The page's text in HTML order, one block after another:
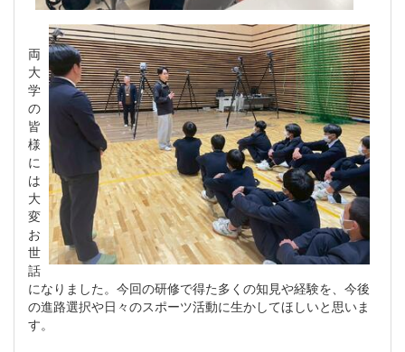
両
大
学
の
皆
様
に
は
大
変
お
世
話
になりました。今回の研修で得た多くの知見や経験を、今後
の進路選択や日々のスポーツ活動に生かしてほしいと思いま
す。